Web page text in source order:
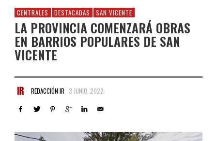
CENTRALES DESTACADAS SAN VICENTE
LA PROVINCIA COMENZARÁ OBRAS
EN BARRIOS POPULARES DE SAN
VICENTE
REDACCIÓN IR 3 JUNIO, 2022